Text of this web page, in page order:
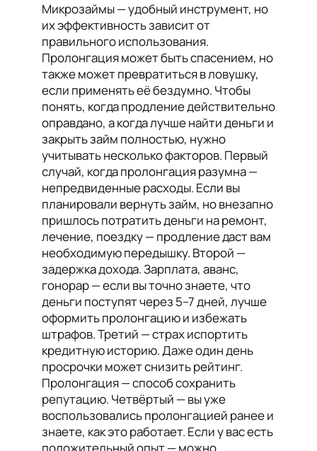
Микрозаймы — удобный инструмент, но
их эффективность зависит от
правильного использования.
Пролонгация может быть спасением, но
также может превратиться в ловушку,
если применять её бездумно. Чтобы
понять, когда продление действительно
оправдано, а когда лучше найти деньги и
закрыть займ полностью, нужно
учитывать несколько факторов. Первый
случай, когда пролонгация разумна —
непредвиденные расходы. Если вы
планировали вернуть займ, но внезапно
пришлось потратить деньги на ремонт,
лечение, поездку — продление даст вам
необходимую передышку. Второй —
задержка дохода. Зарплата, аванс,
гонорар — если вы точно знаете, что
деньги поступят через 5–7 дней, лучше
оформить пролонгацию и избежать
штрафов. Третий — страх испортить
кредитную историю. Даже один день
просрочки может снизить рейтинг.
Пролонгация — способ сохранить
репутацию. Четвёртый — вы уже
воспользовались пролонгацией ранее и
знаете, как это работает. Если у вас есть